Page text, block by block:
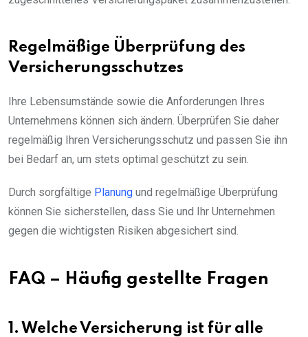
Regelmäßige Überprüfung des
Versicherungsschutzes
Ihre Lebensumstände sowie die Anforderungen Ihres
Unternehmens können sich ändern. Überprüfen Sie daher
regelmäßig Ihren Versicherungsschutz und passen Sie ihn
bei Bedarf an, um stets optimal geschützt zu sein.
Durch sorgfältige Planung und regelmäßige Überprüfung
können Sie sicherstellen, dass Sie und Ihr Unternehmen
gegen die wichtigsten Risiken abgesichert sind.
FAQ – Häufig gestellte Fragen
1. Welche Versicherung ist für alle